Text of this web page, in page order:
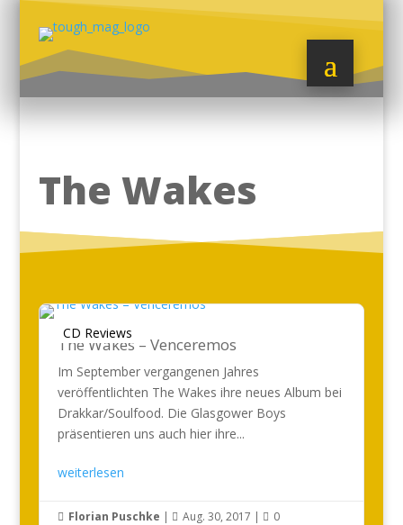
The Wakes
CD Reviews
The Wakes – Venceremos
Im September vergangenen Jahres
veröffentlichten The Wakes ihre neues Album bei
Drakkar/Soulfood. Die Glasgower Boys
präsentieren uns auch hier ihre...
weiterlesen
 Florian Puschke |  Aug. 30, 2017 |  0